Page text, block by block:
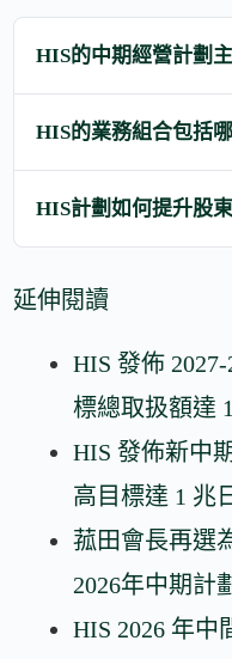
HIS的中期經營計劃
HIS的業務組合包括
HIS計劃如何提升股
延伸閱讀
HIS 發佈
標總取扱額達
HIS 發佈新中
高目標達 1 兆
菰田會長再選
2026年中期計
HIS 2026 年中